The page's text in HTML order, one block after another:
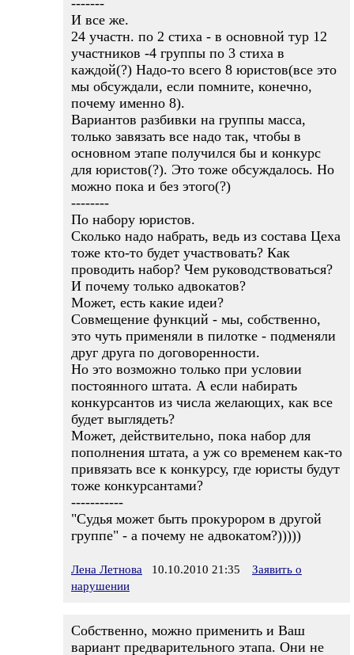
-------
И все же.
24 участн. по 2 стиха - в основной тур 12
участников -4 группы по 3 стиха в
каждой(?) Надо-то всего 8 юристов(все это
мы обсуждали, если помните, конечно,
почему именно 8).
Вариантов разбивки на группы масса,
только завязать все надо так, чтобы в
основном этапе получился бы и конкурс
для юристов(?). Это тоже обсуждалось. Но
можно пока и без этого(?)
--------
По набору юристов.
Сколько надо набрать, ведь из состава Цеха
тоже кто-то будет участвовать? Как
проводить набор? Чем руководствоваться?
И почему только адвокатов?
Может, есть какие идеи?
Совмещение функций - мы, собственно,
это чуть применяли в пилотке - подменяли
друг друга по договоренности.
Но это возможно только при условии
постоянного штата. А если набирать
конкурсантов из числа желающих, как все
будет выглядеть?
Может, действительно, пока набор для
пополнения штата, а уж со временем как-то
привязать все к конкурсу, где юристы будут
тоже конкурсантами?
-----------
"Судья может быть прокурором в другой
группе" - а почему не адвокатом?)))))
Лена Летнова 10.10.2010 21:35
Заявить о
нарушении
Собственно, можно применить и Ваш
вариант предварительного этапа. Они не